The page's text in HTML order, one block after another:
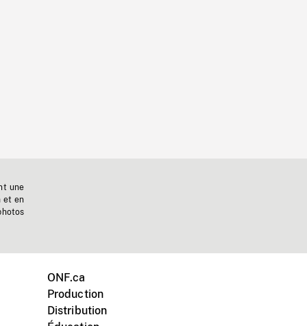
une
et en
ONF.ca
Production
Distribution